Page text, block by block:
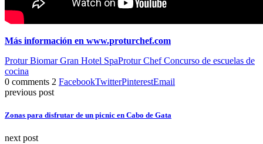
Más información en www.proturchef.com
Protur Biomar Gran Hotel SpaProtur Chef Concurso de escuelas de
cocina
0 comments 2 FacebookTwitterPinterestEmail
previous post
Zonas para disfrutar de un picnic en Cabo de Gata
next post